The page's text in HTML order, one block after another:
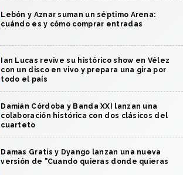
Lebón y Aznar suman un séptimo Arena:
cuándo es y cómo comprar entradas
Ian Lucas revive su histórico show en Vélez
con un disco en vivo y prepara una gira por
todo el país
Damián Córdoba y Banda XXI lanzan una
colaboración histórica con dos clásicos del
cuarteto
Damas Gratis y Dyango lanzan una nueva
versión de "Cuando quieras donde quieras